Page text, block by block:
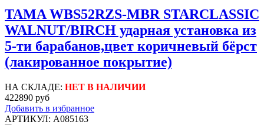
TAMA WBS52RZS-MBR STARCLASSIC
WALNUT/BIRCH ударная установка из
5-ти барабанов,цвет коричневый бёрст
(лакированное покрытие)
НА СКЛАДЕ: НЕТ В НАЛИЧИИ
422890 руб
Добавить в избранное
АРТИКУЛ: A085163